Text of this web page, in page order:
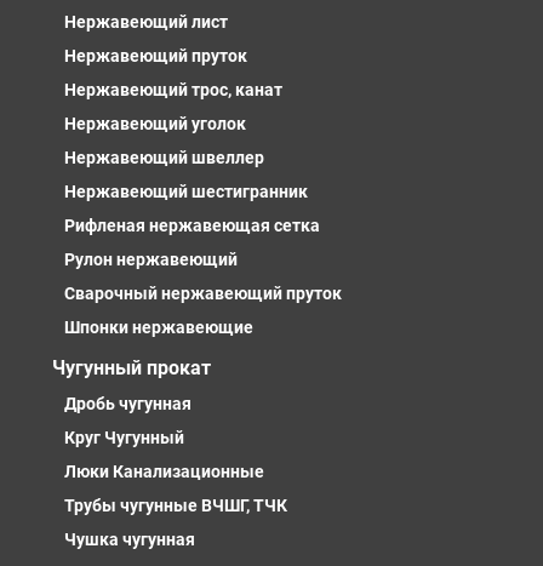
Нержавеющий лист
Нержавеющий пруток
Нержавеющий трос, канат
Нержавеющий уголок
Нержавеющий швеллер
Нержавеющий шестигранник
Рифленая нержавеющая сетка
Рулон нержавеющий
Сварочный нержавеющий пруток
Шпонки нержавеющие
Чугунный прокат
Дробь чугунная
Круг Чугунный
Люки Канализационные
Трубы чугунные ВЧШГ, ТЧК
Чушка чугунная